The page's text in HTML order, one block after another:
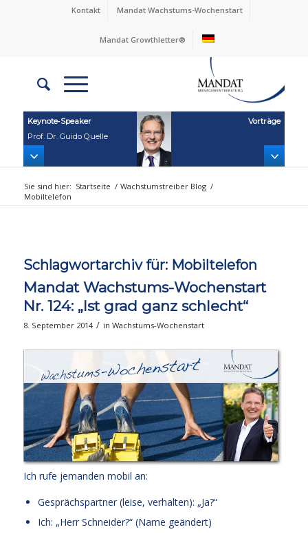
Kontakt Mandat Wachstums-Wochenstart
Mandat Growthletter®
Keynote‑Speaker
Prof. Dr. Guido Quelle
Vorträge
Sie sind hier: Startseite / Wachstumstreiber Blog /
Mobiltelefon
Schlagwortarchiv für: Mobiltelefon
Mandat Wachstums-Wochenstart
Nr. 124: „Ist grad ganz schlecht“
8. September 2014 / in Wachstums-Wochenstart
Ich rufe jemanden mobil an:
Gesprächspartner (leise, verhalten): „Ja?“
Ich: „Herr Schneider?“ (Name geändert)